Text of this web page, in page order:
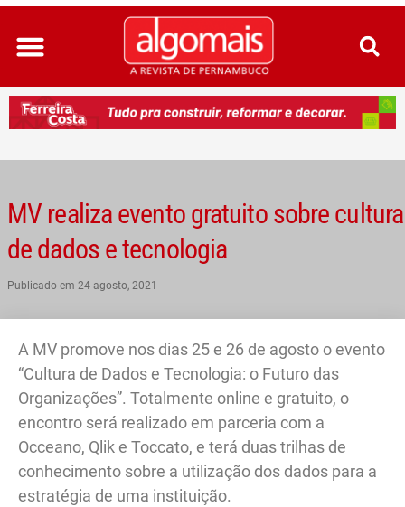
Ir
para
conteúdo
MV realiza evento gratuito sobre cultura
de dados e tecnologia
Publicado em 24 agosto, 2021
A MV promove nos dias 25 e 26 de agosto o evento
“Cultura de Dados e Tecnologia: o Futuro das
Organizações”. Totalmente online e gratuito, o
encontro será realizado em parceria com a
Occeano, Qlik e Toccato, e terá duas trilhas de
conhecimento sobre a utilização dos dados para a
estratégia de uma instituição.